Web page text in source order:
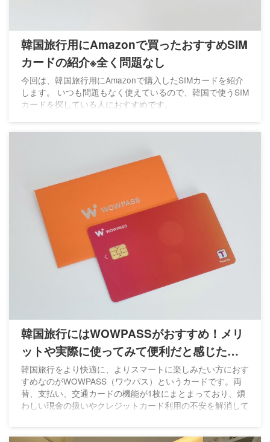
韓国旅行用にAmazonで買ったおすすめSIM
カードの紹介※全く問題なし
今回は、韓国旅行用にAmazonで購入したSIMカードを紹介
します。 いつも問題もなく使えているので、韓国で使うSIM
カードを探している人におすすめです。
韓国旅行にはWOWPASSがおすすめ！メリ
ットや実際に使ってみて便利だと感じた点
を紹介
韓国旅行をより快適に、よりスマートに楽しみたい方におす
すめなのがWOWPASS（ワウパス）というカードです。両
替、支払い、交通カードの機能が1枚にまとまっており、煩
わしい現金の扱いやクレジットカード利用の不安を解消して